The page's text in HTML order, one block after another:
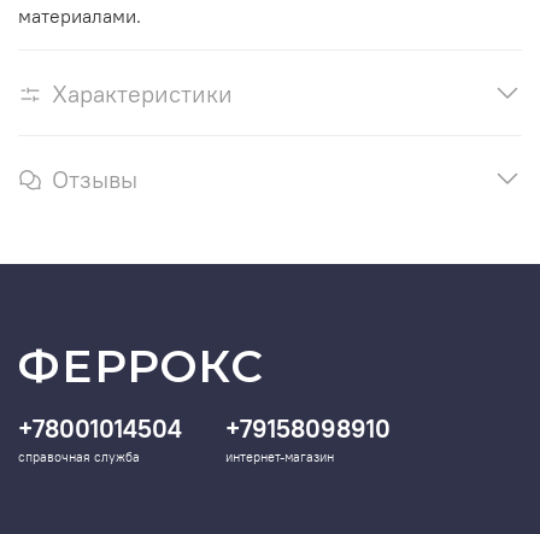
материалами.
Характеристики
Отзывы
+78001014504
справочная служба
+79158098910
интернет-магазин
ФЕРРОКС